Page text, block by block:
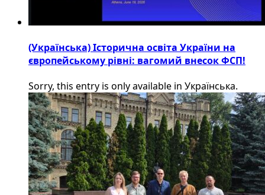
(Українська) Історична освіта України на
європейському рівні: вагомий внесок ФСП!
Sorry, this entry is only available in Українська.